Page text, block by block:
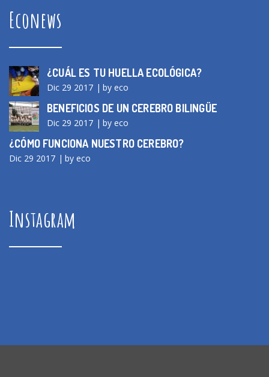
Econews
¿CUÁL ES TU HUELLA ECOLÓGICA?
Dic 29 2017 by eco
BENEFICIOS DE UN CEREBRO BILINGÜE
Dic 29 2017 by eco
¿CÓMO FUNCIONA NUESTRO CEREBRO?
Dic 29 2017 by eco
Instagram